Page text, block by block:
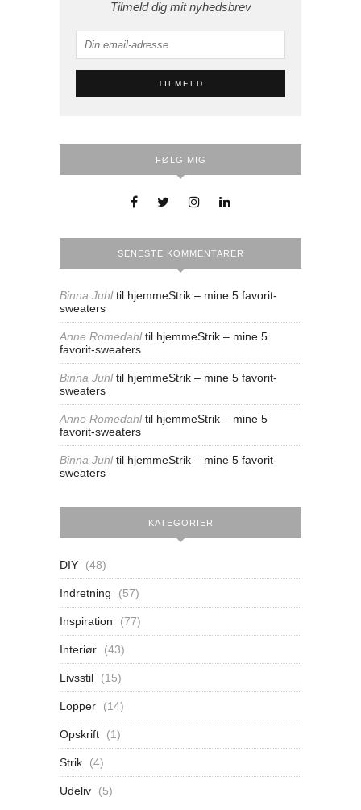
Tilmeld dig mit nyhedsbrev
FØLG MIG
SENESTE KOMMENTARER
Binna Juhltil hjemmeStrik – mine 5 favorit-
sweaters
Anne Romedahltil hjemmeStrik – mine 5
favorit-sweaters
Binna Juhltil hjemmeStrik – mine 5 favorit-
sweaters
Anne Romedahltil hjemmeStrik – mine 5
favorit-sweaters
Binna Juhltil hjemmeStrik – mine 5 favorit-
sweaters
KATEGORIER
DIY (48)
Indretning (57)
Inspiration (77)
Interiør (43)
Livsstil (15)
Lopper (14)
Opskrift (1)
Strik (4)
Udeliv (5)